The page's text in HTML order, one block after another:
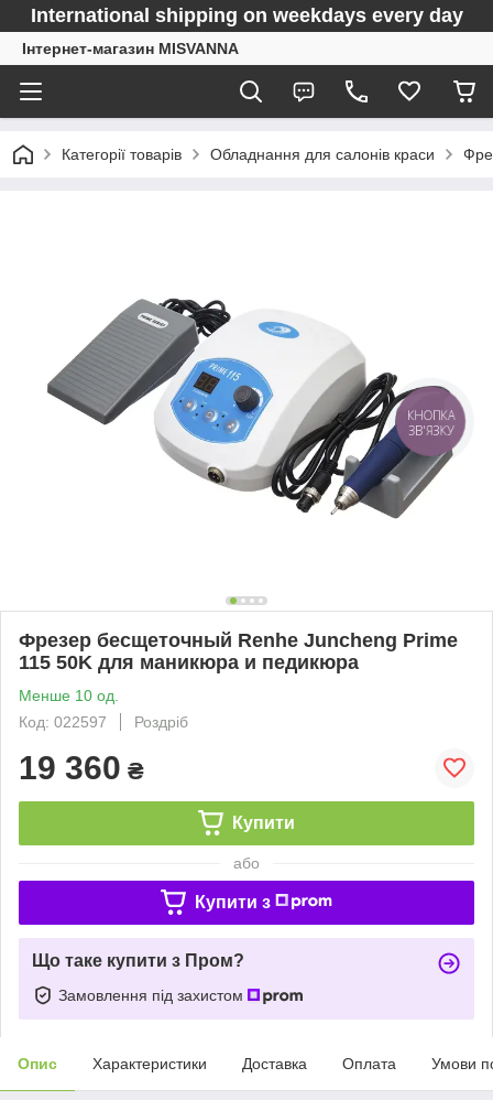
International shipping on weekdays every day
Інтернет-магазин MISVANNA
Категорії товарів Обладнання для салонів краси
Фрезер бесщеточный Renhe Juncheng Prime
115 50K для маникюра и педикюра
Менше 10 од.
Код: 022597
Роздріб
19 360 ₴
Купити
або
Купити з
Що таке купити з Пром?
Замовлення під захистом
Опис Характеристики Доставка Оплата Умови
КНОПКА
ЗВ'ЯЗКУ